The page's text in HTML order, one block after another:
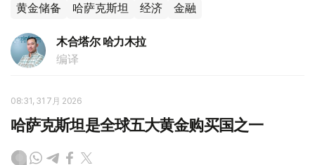
黄金储备 哈萨克斯坦 经济 金融
木合塔尔 哈力木拉
编译
08:31, 31 7月 2026
哈萨克斯坦是全球五大黄金购买国之一